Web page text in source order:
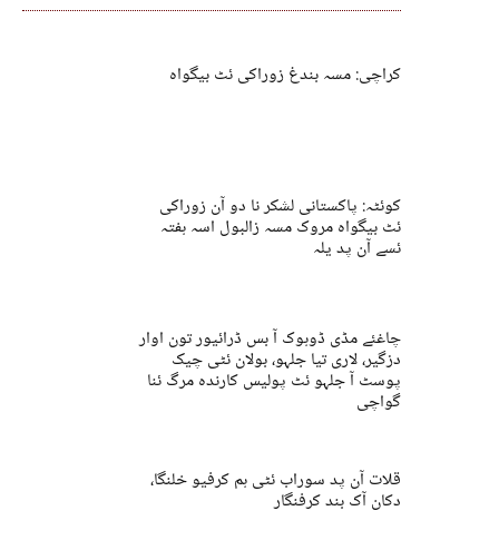
کراچی: مسہ بندغ زوراکی ئٹ بیگواہ
کوئٹہ: پاکستانی لشکر نا دو آن زوراکی
ئٹ بیگواہ مروک مسہ زالبول اسہ ہفتہ
ئسے آن پد یلہ
چاغئے مڈی ڈوہوک آ بس ڈرائیور تون اوار
دزگیر، لاری تیا جلہو، بولان ئٹی چیک
پوسٹ آ جلہو ئٹ پولیس کارندہ مرگ ئنا
گواچی
قلات آن پد سوراب ئٹی ہم کرفیو خلنگا،
دکان آک بند کرفنگار